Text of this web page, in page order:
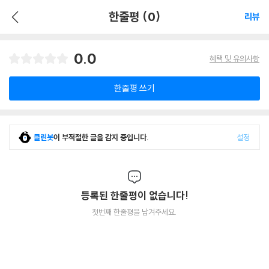
한줄평 (0) 리뷰
0.0 혜택 및 유의사항
한줄평 쓰기
클린봇이 부적절한 글을 감지 중입니다. 설정
등록된 한줄평이 없습니다!
첫번째 한줄평을 남겨주세요.